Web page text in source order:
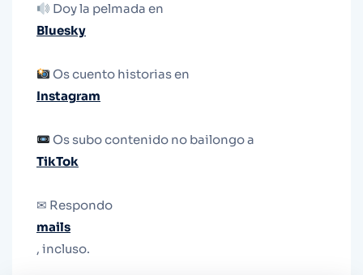
Doy la pelmada en
Bluesky
Os cuento historias en
Instagram
Os subo contenido no bailongo a
TikTok
✉ Respondo
mails
, incluso.